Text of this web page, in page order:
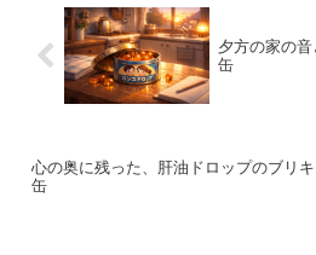
夕方の家の
缶
心の奥に残った、肝油ドロップのブリキ
缶